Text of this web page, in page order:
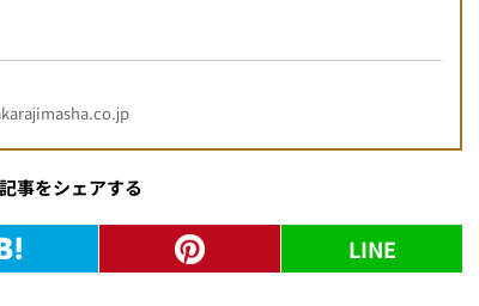
事をシェアする
LINE